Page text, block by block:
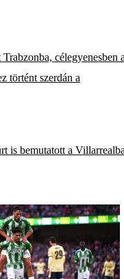
célegyenesben a
történt szerdán a
is bemutatott a